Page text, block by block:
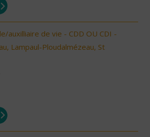
auxilliaire de vie - CDD OU CDI -
Lampaul-Ploudalmézeau, St